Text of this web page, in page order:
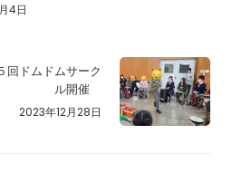
4日
ドムドムサーク
ル開催
2023年12月28日